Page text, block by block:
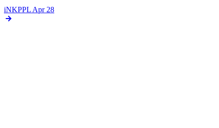
iNKPPL Apr 28